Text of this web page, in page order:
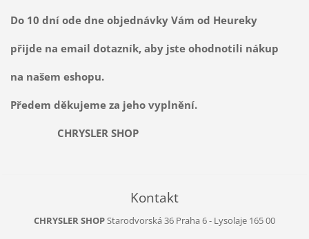
Do 10 dní ode dne objednávky Vám od Heureky
přijde na email dotazník, aby jste ohodnotili nákup
na našem eshopu.
Předem děkujeme za jeho vyplnění.
CHRYSLER SHOP
Kontakt
CHRYSLER SHOPStarodvorská 36 Praha 6 - Lysolaje 165 00